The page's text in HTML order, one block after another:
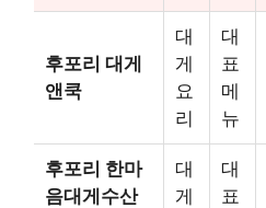
후포리 대게
앤쿡
대
게
요
리
대
표
메
뉴
후포리 한마
음대게수산
대
게
대
표